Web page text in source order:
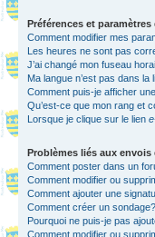
Préférences et paramètres
Comment modifier mes
Les heures ne sont pas
J’ai changé mon fuseau
Ma langue n’est pas dans la
Comment puis-je afficher
Qu’est-ce que mon rang et
Lorsque je clique sur le lien
Problèmes liés aux envois
Comment poster dans un
Comment modifier ou
Comment ajouter une
Comment créer un sondage?
Pourquoi ne puis-je pas
Comment modifier ou